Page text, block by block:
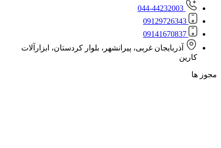
044-44232003
آذربایجان غربی، پیرانشهر، بلوار کردستان، ابزارآلات